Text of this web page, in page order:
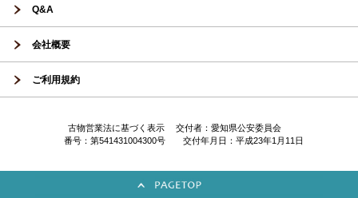
Q&A
会社概要
ご利用規約
古物営業法に基づく表示 交付者：愛知県公安委員会
番号：第541431004300号 交付年月日：平成23年1月11日